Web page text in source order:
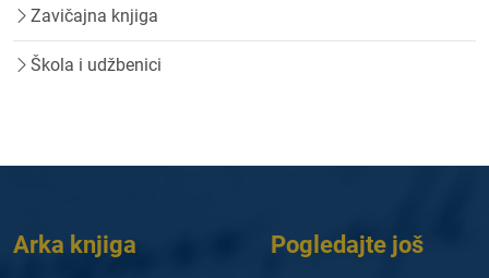
Zavičajna knjiga
Škola i udžbenici
Arka knjiga Pogledajte još